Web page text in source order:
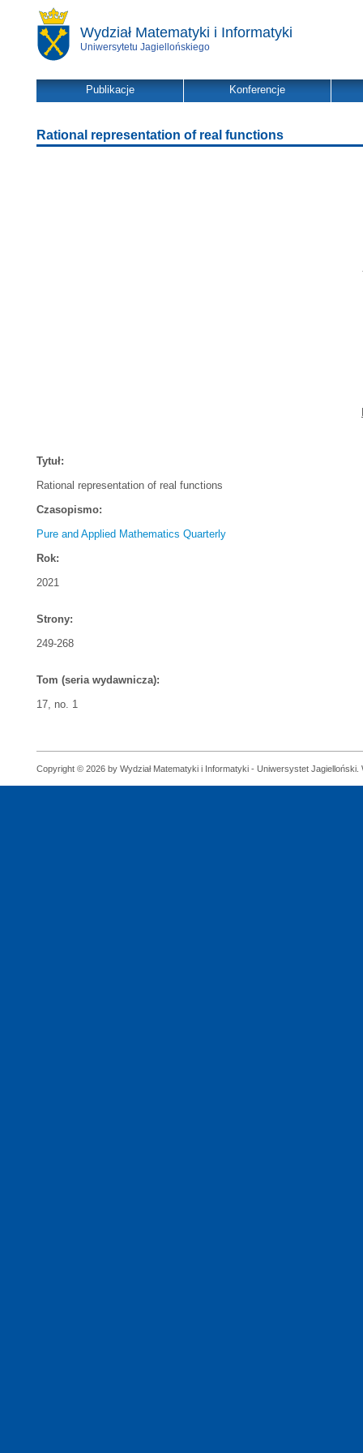
Wydział Matematyki i Informatyki
Uniwersytetu Jagiellońskiego
Publikacje Konferencje
Rational representation of real functions
Tytuł:
Rational representation of real functions
Czasopismo:
Pure and Applied Mathematics Quarterly
Rok:
2021
Strony:
249-268
Tom (seria wydawnicza):
17, no. 1
Copyright © 2026 by Wydział Matematyki i Informatyki - Uniwersystet